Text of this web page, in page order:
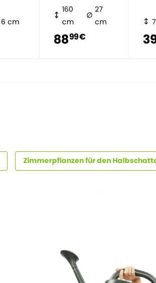
6 cm
160
cm
27
cm
8899 €
Zimmerpflanzen für den